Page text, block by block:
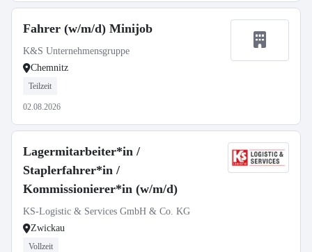
Fahrer (w/m/d) Minijob
K&S Unternehmensgruppe
Chemnitz
Teilzeit
02.08.2026
Lagermitarbeiter*in /
Staplerfahrer*in /
Kommissionierer*in (w/m/d)
KS-Logistic & Services GmbH & Co. KG
Zwickau
Vollzeit